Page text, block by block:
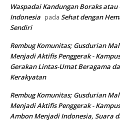
Waspadai Kandungan Boraks atau
Indonesia pada Sehat dengan
Sendiri
Rembug Komunitas; Gusdurian
Menjadi Aktifis Penggerak -
Gerakan Lintas-Umat Beragama
Kerakyatan
Rembug Komunitas; Gusdurian
Menjadi Aktifis Penggerak -
Ambon Menjadi Indonesia, Suara